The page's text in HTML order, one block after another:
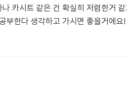
카시트 같은 건 확실히 저렴한거
부한다 생각하고 가시면 좋을거에요!